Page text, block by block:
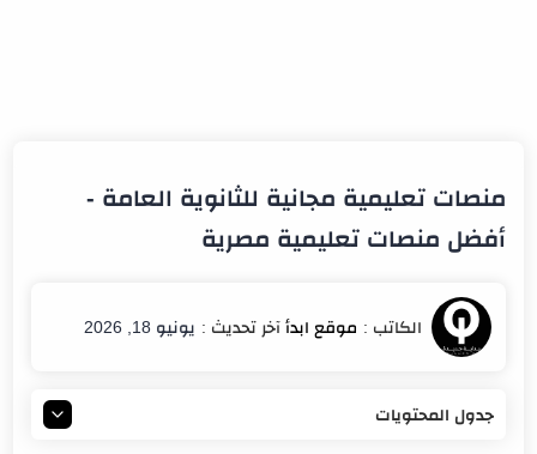
منصات تعليمية مجانية للثانوية العامة -
أفضل منصات تعليمية مصرية
يونيو 18, 2026
جدول المحتويات